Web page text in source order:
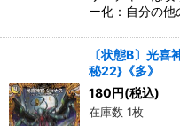
ー化：自分の
〔状態B〕光
秘22}《多》
180円(税込)
在庫数 1枚